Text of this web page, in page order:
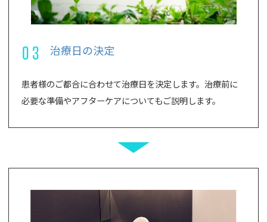
03 治療日の決定
患者様のご都合に合わせて治療日を決定します。治療前に
必要な準備やアフターケアについてもご説明します。